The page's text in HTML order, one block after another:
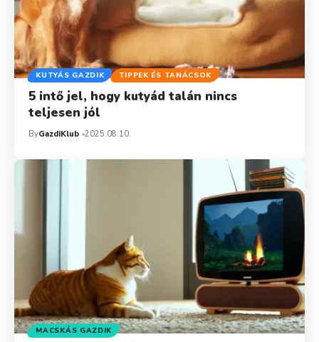
KUTYÁS GAZDIK TIPPEK ÉS TANÁCSOK
5 intő jel, hogy kutyád talán nincs
teljesen jól
ByGazdiKlub 2025.08.10.
MACSKÁS GAZDIK